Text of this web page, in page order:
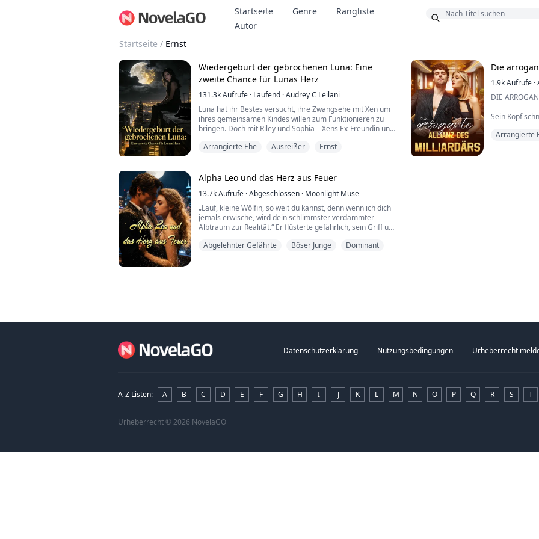
Startseite Genre
Rangliste
Autor
Bonus
Startseite / Ernst
Wiedergeburt der gebrochenen Luna: Eine
zweite Chance für Lunas Herz
131.3kAufrufe · Laufend ·Audrey C Leilani
Luna hat ihr Bestes versucht, ihre Zwangsehe mit Xen um
ihres gemeinsamen Kindes willen zum Funktionieren zu
bringen. Doch mit Riley und Sophia – Xens Ex-Freundin und
Kampf.
Krankheit, die seine Lebenskraft aufzehrt.
Als sein letzter Wunsch,...
Arrangierte Ehe Ausreißer Ernst
Die
1.9kAufrufe ·
DIE
Sein Kopf
„Lima“, half
Arrangierte
Alpha Leo und das Herz aus Feuer
13.7kAufrufe ·Abgeschlossen · Moonlight Muse
„Lauf, kleine Wölfin, so weit du kannst, denn wenn ich dich
jemals erwische, wird dein schlimmster verdammter
Albtraum zur Realität.“ Er flüsterte gefährlich, sein Griff um
Abgelehnter Gefährte Böser Junge Dominant
Datenschutzerklärung Nutzungsbedingungen Urheberrecht
A-Z Listen: A B C D E F G H I J K L M N O P Q R S T
Urheberrecht© 2026 NovelaGO